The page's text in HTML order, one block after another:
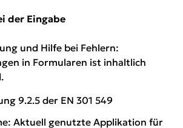
der Eingabe
und Hilfe bei Fehlern:
in Formularen ist inhaltlich
9.2.5 der EN 301 549
Aktuell genutzte Applikation für